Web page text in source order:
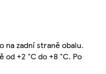
na zadní straně obalu.
+2 °C do +8 °C. Po